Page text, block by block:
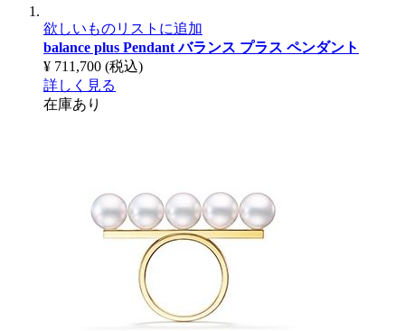
欲しいものリストに追加
balance plus Pendantバランス プラス ペンダント
¥ 711,700 (税込)
詳しく見る
在庫あり